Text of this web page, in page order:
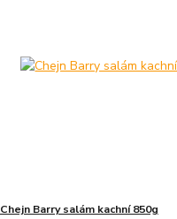
Chejn Barry salám kachní 850g